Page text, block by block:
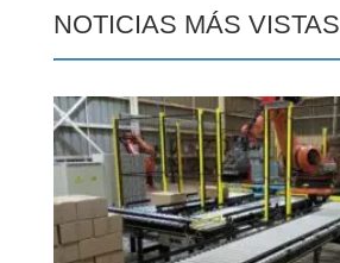
NOTICIAS MÁS VISTAS